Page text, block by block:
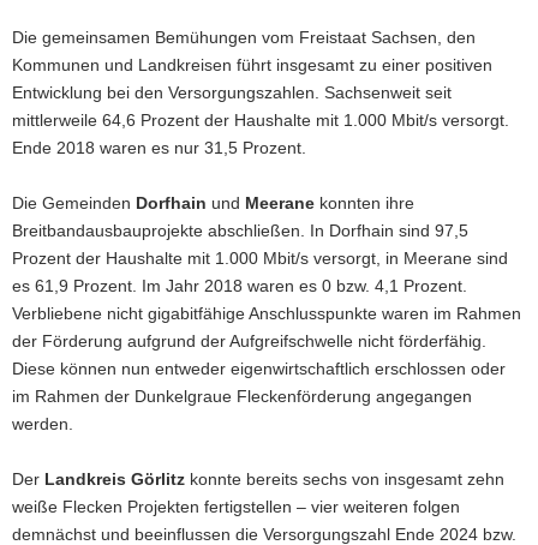
Die gemeinsamen Bemühungen vom Freistaat Sachsen, den
Kommunen und Landkreisen führt insgesamt zu einer positiven
Entwicklung bei den Versorgungszahlen. Sachsenweit seit
mittlerweile 64,6 Prozent der Haushalte mit 1.000 Mbit/s versorgt.
Ende 2018 waren es nur 31,5 Prozent.
Die Gemeinden Dorfhain und Meerane konnten ihre
Breitbandausbauprojekte abschließen. In Dorfhain sind 97,5
Prozent der Haushalte mit 1.000 Mbit/s versorgt, in Meerane sind
es 61,9 Prozent. Im Jahr 2018 waren es 0 bzw. 4,1 Prozent.
Verbliebene nicht gigabitfähige Anschlusspunkte waren im Rahmen
der Förderung aufgrund der Aufgreifschwelle nicht förderfähig.
Diese können nun entweder eigenwirtschaftlich erschlossen oder
im Rahmen der Dunkelgraue Fleckenförderung angegangen
werden.
Der Landkreis Görlitz konnte bereits sechs von insgesamt zehn
weiße Flecken Projekten fertigstellen – vier weiteren folgen
demnächst und beeinflussen die Versorgungszahl Ende 2024 bzw.